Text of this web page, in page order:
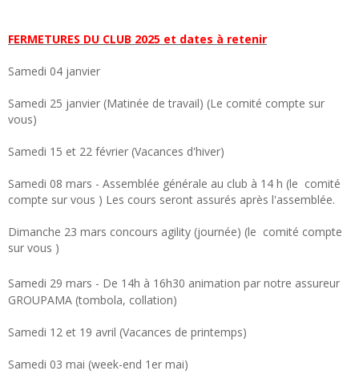
FERMETURES DU CLUB 2025 et dates à retenir
Samedi 04 janvier
Samedi 25 janvier (Matinée de travail) (Le comité compte sur
vous)
Samedi 15 et 22 février (Vacances d'hiver)
Samedi 08 mars - Assemblée générale au club à 14 h (le comité
compte sur vous ) Les cours seront assurés après l'assemblée.
Dimanche 23 mars concours agility (journée) (le comité compte
sur vous )
Samedi 29 mars - De 14h à 16h30 animation par notre assureur
GROUPAMA (tombola, collation)
Samedi 12 et 19 avril (Vacances de printemps)
Samedi 03 mai (week-end 1er mai)